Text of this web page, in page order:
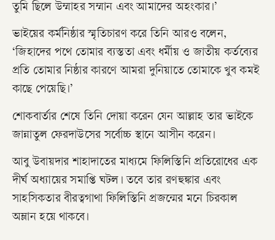
তুমি ছিলে উম্মাহর সম্মান এবং আমাদের অহংকার।’
ভাইয়ের কর্মনিষ্ঠার স্মৃতিচারণ করে তিনি আরও বলেন,
‘জিহাদের পথে তোমার ব্যস্ততা এবং ধর্মীয় ও জাতীয় কর্তব্যের
প্রতি তোমার নিষ্ঠার কারণে আমরা দুনিয়াতে তোমাকে খুব কমই
কাছে পেয়েছি।’
শোকবার্তার শেষে তিনি দোয়া করেন যেন আল্লাহ তার ভাইকে
জান্নাতুল ফেরদাউসের সর্বোচ্চ স্থানে আসীন করেন।
আবু উবায়দার শাহাদাতের মাধ্যমে ফিলিস্তিনি প্রতিরোধের এক
দীর্ঘ অধ্যায়ের সমাপ্তি ঘটল। তবে তার রণহুঙ্কার এবং
সাহসিকতার বীরত্বগাথা ফিলিস্তিনি প্রজন্মের মনে চিরকাল
অম্লান হয়ে থাকবে।